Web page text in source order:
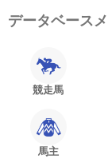
データベース
競走馬
馬主